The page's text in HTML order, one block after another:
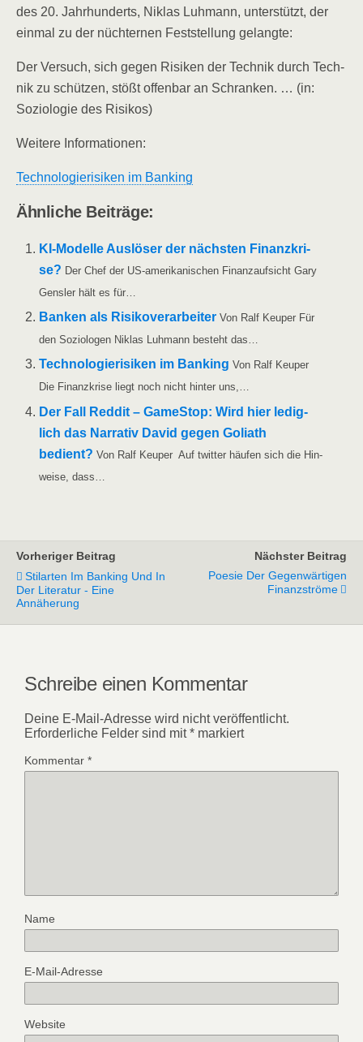
des 20. Jahr­hun­derts, Niklas Luh­mann, unter­stützt, der
ein­mal zu der nüch­ter­nen Fest­stel­lung gelangte:
Der Ver­such, sich gegen Risi­ken der Tech­nik durch Tech­
nik zu schüt­zen, stößt offen­bar an Schran­ken. … (in:
Sozio­lo­gie des Risikos)
Wei­te­re Informationen:
Tech­no­lo­gie­ri­si­ken im Banking
Ähn­li­che Beiträge:
KI-Model­­le Aus­lö­ser der nächs­ten Finanz­kri­
se? Der Chef der US-ame­ri­­ka­­ni­­schen Finanz­auf­sicht Gary
Gens­ler hält es für…
Ban­ken als Risi­ko­ver­ar­bei­ter Von Ralf Keu­per Für
den Sozio­lo­gen Niklas Luh­mann besteht das…
Tech­no­lo­gie­ri­si­ken im Ban­king Von Ralf Keu­per
Die Finanz­kri­se liegt noch nicht hin­ter uns,…
Der Fall Red­dit – Game­Stop: Wird hier ledig­
lich das Nar­ra­tiv David gegen Goli­ath
bedient? Von Ralf Keu­per Auf twit­ter häu­fen sich die Hin­
wei­se, dass…
Vorheriger Beitrag
Stilarten Im Banking Und In
Der Literatur - Eine
Annäherung
Nächster Beitrag
Poesie Der Gegenwärtigen
Finanzströme
Schreibe einen Kommentar
Deine E-Mail-Adresse wird nicht veröffentlicht.
Erforderliche Felder sind mit* markiert
Kommentar *
Name
E-Mail-Adresse
Website